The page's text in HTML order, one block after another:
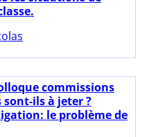
commissions
sont-ils à jeter ?
le problème de